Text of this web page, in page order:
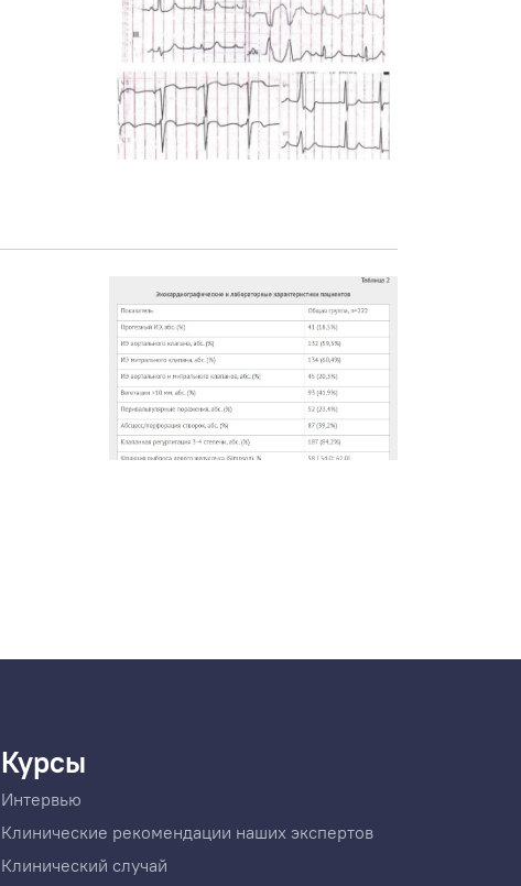
Курсы
Интервью
Клинические рекомендации наших экспертов
Клинический случай